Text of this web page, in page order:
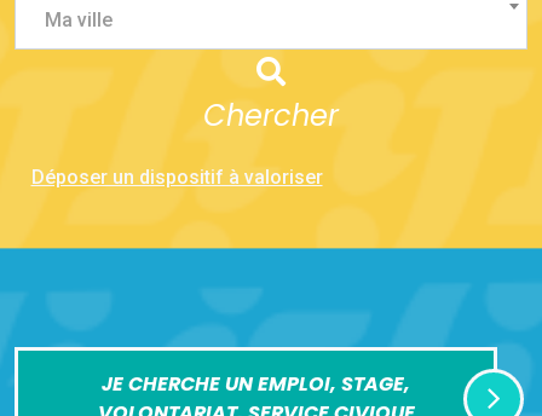
Ma ville
Chercher
Déposer un dispositif à valoriser
JE CHERCHE UN EMPLOI, STAGE,